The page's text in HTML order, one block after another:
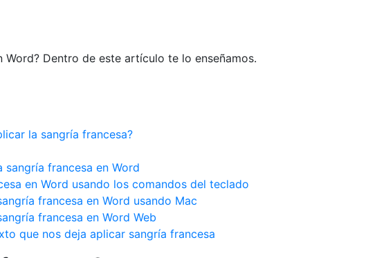
Word? Dentro de este artículo te lo enseñamos.
la sangría francesa?
sangría francesa en Word
en Word usando los comandos del teclado
francesa en Word usando Mac
francesa en Word Web
que nos deja aplicar sangría francesa